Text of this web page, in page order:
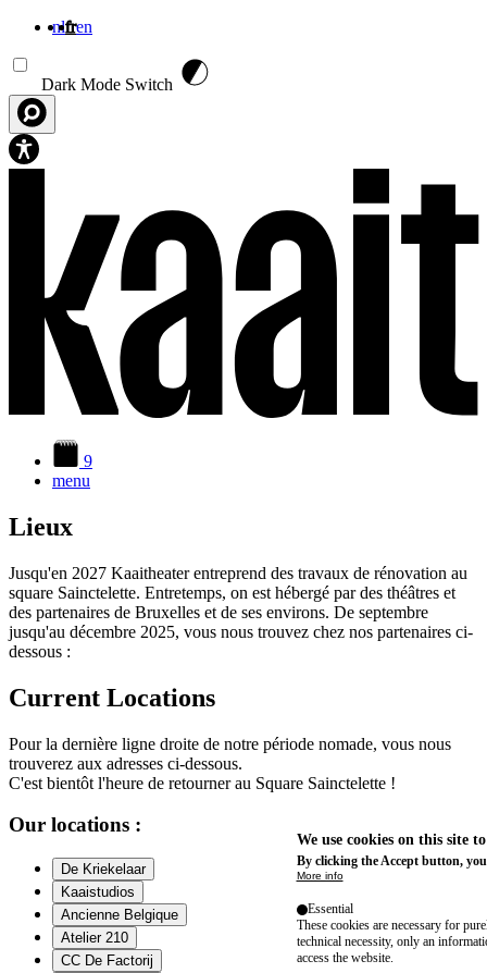
nlfren
Dark Mode Switch
9
menu
Lieux
Jusqu'en 2027 Kaaitheater entreprend des travaux de rénovation au
square Sainctelette. Entretemps, on est hébergé par des théâtres et
des partenaires de Bruxelles et de ses environs. De septembre
jusqu'au décembre 2025, vous nous trouvez chez nos partenaires ci-
dessous :
Current Locations
Pour la dernière ligne droite de notre période nomade, vous nous
trouverez aux adresses ci-dessous.
C'est bientôt l'heure de retourner au Square Sainctelette !
Our locations :
De Kriekelaar
Kaaistudios
Ancienne Belgique
Atelier 210
CC De Factorij
We use cookies on this site
By clicking the Accept button,
More info
Essential
These cookies are necessary for
technical necessity, only an
access the website.